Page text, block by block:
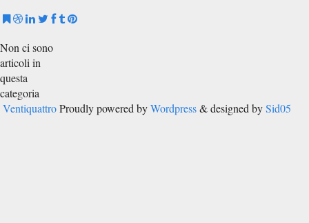
Non ci sono
articoli in
questa
categoria
Ventiquattro Proudly powered byWordpress& designed bySid05